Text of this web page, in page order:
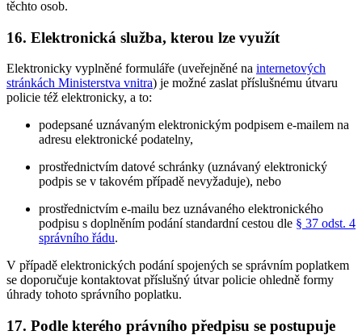
těchto osob.
16. Elektronická služba, kterou lze využít
Elektronicky vyplněné formuláře (uveřejněné na internetových
stránkách Ministerstva vnitra) je možné zaslat příslušnému útvaru
policie též elektronicky, a to:
podepsané uznávaným elektronickým podpisem e-mailem na
adresu elektronické podatelny,
prostřednictvím datové schránky (uznávaný elektronický
podpis se v takovém případě nevyžaduje), nebo
prostřednictvím e-mailu bez uznávaného elektronického
podpisu s doplněním podání standardní cestou dle § 37 odst. 4
správního řádu.
V případě elektronických podání spojených se správním poplatkem
se doporučuje kontaktovat příslušný útvar policie ohledně formy
úhrady tohoto správního poplatku.
17. Podle kterého právního předpisu se postupuje